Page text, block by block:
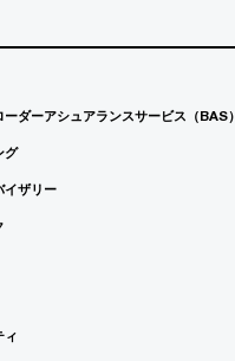
ダーアシュアランスサービス（BAS）
グ
イザリー
ィ